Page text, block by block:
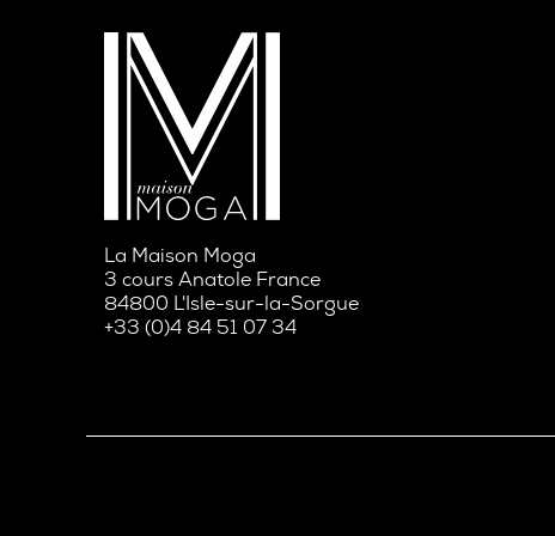
La Maison Moga
3 cours Anatole France
84800 L'Isle-sur-la-Sorgue
+33 (0)4 84 51 07 34